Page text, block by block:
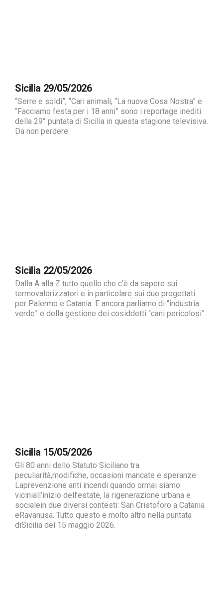
Sicilia 29/05/2026
“Serre e soldi”, “Cari animali; “La nuova Cosa Nostra” e
“Facciamo festa per i 18 anni” sono i reportage inediti
della 29° puntata di Sicilia in questa stagione televisiva.
Da non perdere.
Sicilia 22/05/2026
Dalla A alla Z tutto quello che c’è da sapere sui
termovalorizzatori e in particolare sui due progettati
per Palermo e Catania. E ancora parliamo di “industria
verde” e della gestione dei cosiddetti “cani pericolosi”.
Sicilia 15/05/2026
Gli 80 anni dello Statuto Siciliano tra
peculiarità,modifiche, occasioni mancate e speranze.
Laprevenzione anti incendi quando ormai siamo
viciniall’inizio dell’estate, la rigenerazione urbana e
socialein due diversi contesti: San Cristoforo a Catania
eRavanusa. Tutto questo e molto altro nella puntata
diSicilia del 15 maggio 2026.